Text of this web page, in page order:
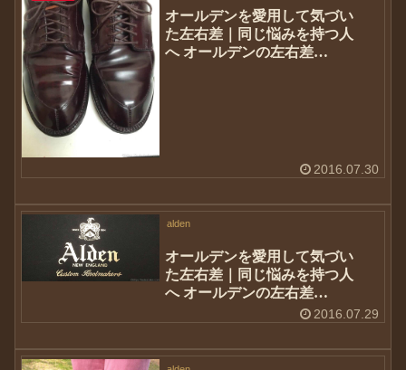
オールデンを愛用して気づい
た左右差｜同じ悩みを持つ人
へ オールデンの左右差
2016.07.30
alden
オールデンを愛用して気づい
た左右差｜同じ悩みを持つ人
へ オールデンの左右差
2016.07.29